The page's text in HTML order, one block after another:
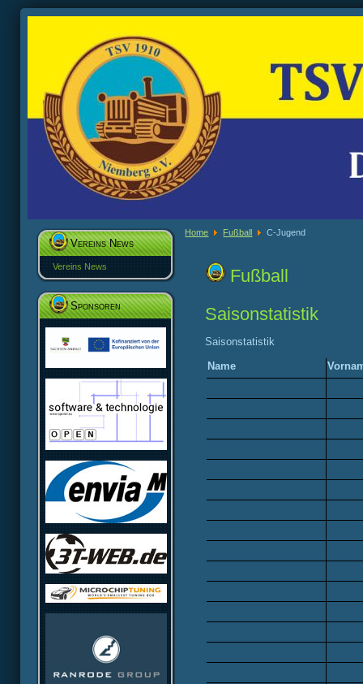
Vereins News
Vereins News
Sponsoren
Home Fußball C-Jugend
Fußball
Saisonstatistik
Saisonstatistik
Name